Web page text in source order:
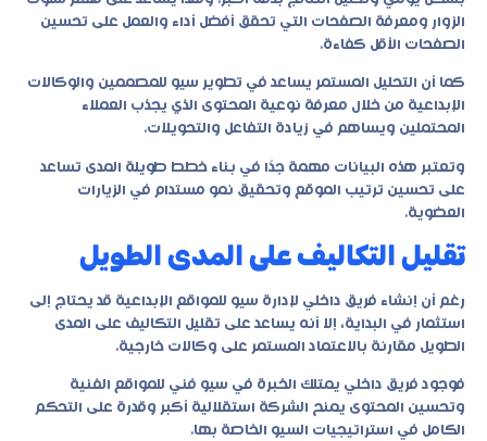
الزوار ومعرفة الصفحات التي تحقق أفضل أداء والعمل على تحسين
الصفحات الأقل كفاءة.
كما أن التحليل المستمر يساعد في تطوير سيو للمصممين والوكالات
الإبداعية من خلال معرفة نوعية المحتوى الذي يجذب العملاء
المحتملين ويساهم في زيادة التفاعل والتحويلات.
وتعتبر هذه البيانات مهمة جدًا في بناء خطط طويلة المدى تساعد
على تحسين ترتيب الموقع وتحقيق نمو مستدام في الزيارات
العضوية.
تقليل التكاليف على المدى الطويل
رغم أن إنشاء فريق داخلي لإدارة سيو للمواقع الإبداعية قد يحتاج إلى
استثمار في البداية، إلا أنه يساعد على تقليل التكاليف على المدى
الطويل مقارنة بالاعتماد المستمر على وكالات خارجية.
فوجود فريق داخلي يمتلك الخبرة في سيو فني للمواقع الفنية
وتحسين المحتوى يمنح الشركة استقلالية أكبر وقدرة على التحكم
الكامل في استراتيجيات السيو الخاصة بها.